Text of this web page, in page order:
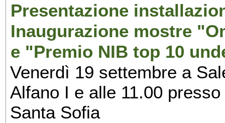
Presentazione
Inaugurazione mostre
e "Premio NIB top 10
Venerdì 19 settembre a
Alfano I e alle 11.00
Santa Sofia